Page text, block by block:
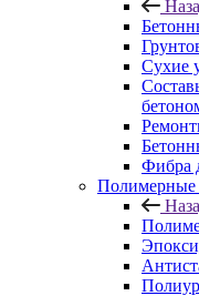
Сухие
Фибра
Полимерные